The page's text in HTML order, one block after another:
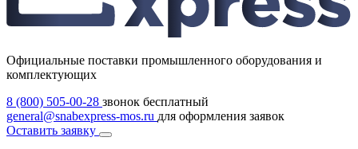
Официальные поставки промышленного оборудования и
комплектующих
8 (800) 505-00-28 звонок бесплатный
general@snabexpress-mos.ru для оформления заявок
Оставить заявку